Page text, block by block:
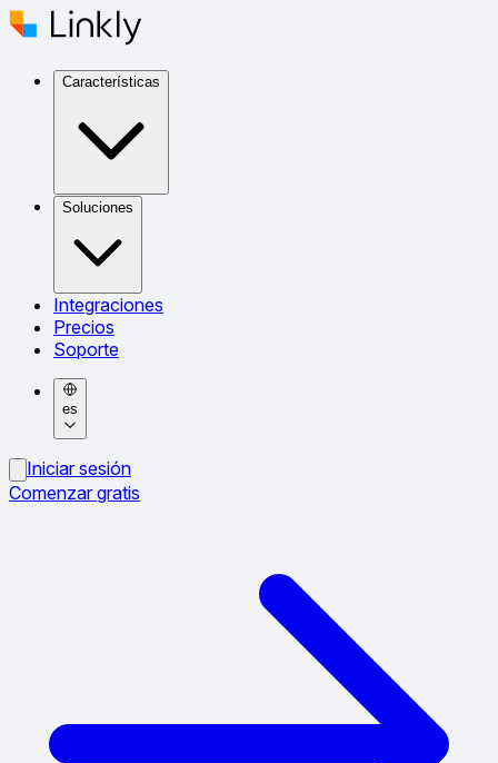
Características
Soluciones
Integraciones
Precios
Soporte
es
Iniciar sesión
Comenzar gratis